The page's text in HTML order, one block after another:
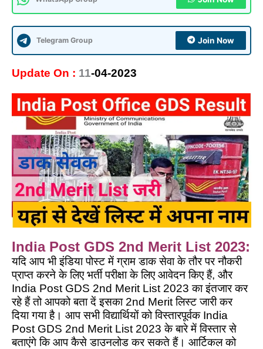
Telegram Group Join Now
Update On : 11-04-2023
India Post GDS 2nd Merit List 2023:
यदि आप भी इंडिया पोस्ट में ग्राम डाक सेवा के तौर पर नौकरी
प्राप्त करने के लिए भर्ती परीक्षा के लिए आवेदन किए हैं, और
India Post GDS 2nd Merit List 2023 का इंतजार कर
रहे हैं तो आपको बता दें इसका 2nd Merit लिस्ट जारी कर
दिया गया है। आप सभी विद्यार्थियों को विस्तारपूर्वक India
Post GDS 2nd Merit List 2023 के बारे में विस्तार से
बताएंगे कि आप कैसे डाउनलोड कर सकते हैं। आर्टिकल को